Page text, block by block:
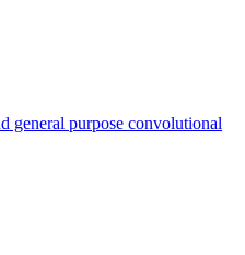
general purpose convolutional